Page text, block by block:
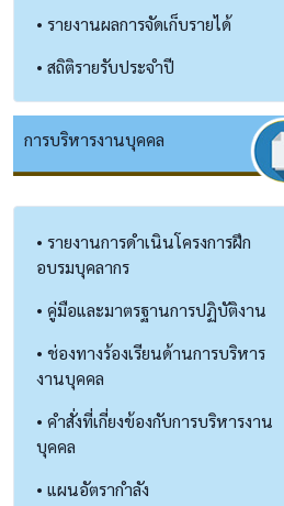
• รายงานผลการจัดเก็บรายได้
• สถิติรายรับประจำปี
การบริหารงานบุคคล
• รายงานการดำเนินโครงการฝึก
อบรมบุคลากร
• คู่มือและมาตรฐานการปฏิบัติงาน
• ช่องทางร้องเรียนด้านการบริหาร
งานบุคคล
• คำสั่งที่เกี่ยงข้องกับการบริหารงาน
บุคคล
• แผนอัตรากำลัง